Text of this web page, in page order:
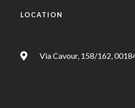
LOCATION
Via Cavour, 158/162,